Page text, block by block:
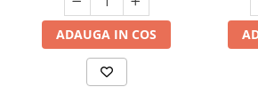
ADAUGA IN COS